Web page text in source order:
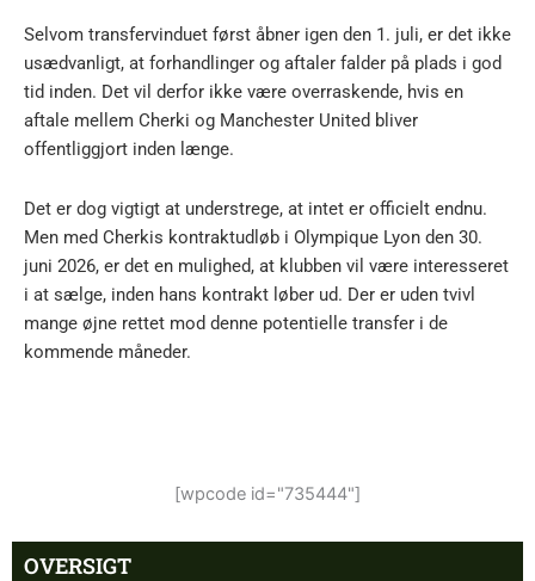
Selvom transfervinduet først åbner igen den 1. juli, er det ikke
usædvanligt, at forhandlinger og aftaler falder på plads i god
tid inden. Det vil derfor ikke være overraskende, hvis en
aftale mellem Cherki og Manchester United bliver
offentliggjort inden længe.
Det er dog vigtigt at understrege, at intet er officielt endnu.
Men med Cherkis kontraktudløb i Olympique Lyon den 30.
juni 2026, er det en mulighed, at klubben vil være interesseret
i at sælge, inden hans kontrakt løber ud. Der er uden tvivl
mange øjne rettet mod denne potentielle transfer i de
kommende måneder.
[wpcode id="735444"]
OVERSIGT